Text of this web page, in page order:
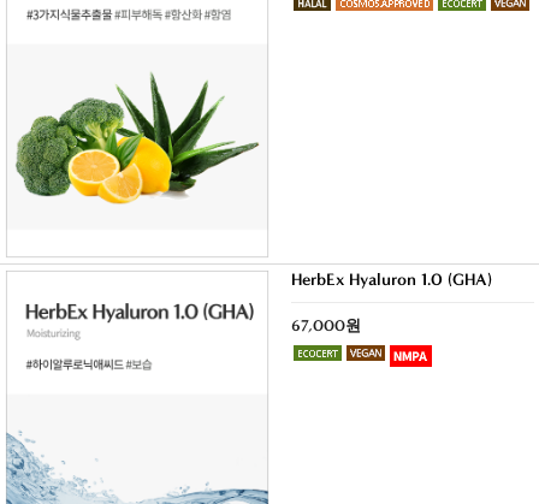
HerbEx Hyaluron 1.0 (GHA)
67,000원